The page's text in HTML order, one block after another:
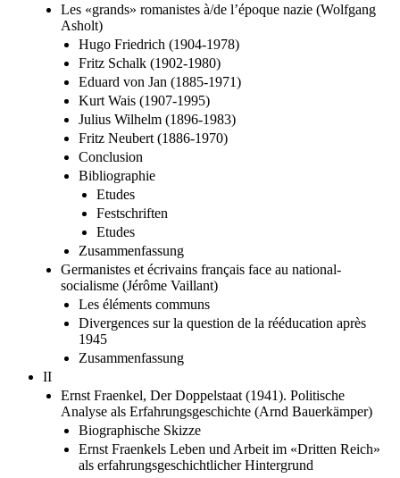
Les «grands» romanistes à/de l’époque nazie (Wolfgang
Asholt)
Hugo Friedrich (1904-1978)
Fritz Schalk (1902-1980)
Eduard von Jan (1885-1971)
Kurt Wais (1907-1995)
Julius Wilhelm (1896-1983)
Fritz Neubert (1886-1970)
Conclusion
Bibliographie
Etudes
Festschriften
Etudes
Zusammenfassung
Germanistes et écrivains français face au national-
socialisme (Jérôme Vaillant)
Les éléments communs
Divergences sur la question de la rééducation après
1945
Zusammenfassung
II
Ernst Fraenkel, Der Doppelstaat (1941). Politische
Analyse als Erfahrungsgeschichte (Arnd Bauerkämper)
Biographische Skizze
Ernst Fraenkels Leben und Arbeit im «Dritten Reich»
als erfahrungsgeschichtlicher Hintergrund